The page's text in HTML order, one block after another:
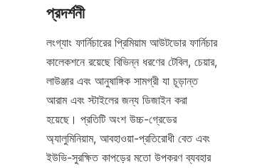
লংগ্যাং ফার্নিচারের প্রিমিয়াম আউটডোর ফার্নিচার
কালেকশনে রয়েছে বিভিন্ন ধরণের টেবিল, চেয়ার,
লাউঞ্জার এবং আনুষাঙ্গিক সামগ্রী যা চূড়ান্ত
আরাম এবং স্টাইলের জন্য ডিজাইন করা
হয়েছে। প্রতিটি অংশ উচ্চ-গ্রেডের
অ্যালুমিনিয়াম, আবহাওয়া-প্রতিরোধী বেত এবং
ইউভি-সুরক্ষিত কাপড়ের মতো উপকরণ ব্যবহার